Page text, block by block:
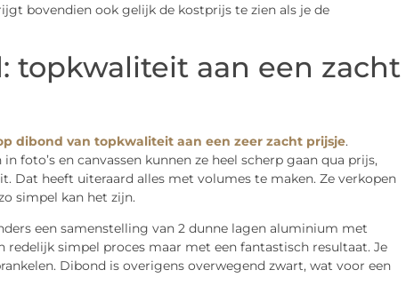
bovendien ook gelijk de kostprijs te zien als je de
topkwaliteit aan een zacht
dibond van topkwaliteit aan een zeer zacht prijsje.
foto’s en canvassen kunnen ze heel scherp gaan qua prijs,
Dat heeft uiteraard alles met volumes te maken. Ze verkopen
simpel kan het zijn.
een samenstelling van 2 dunne lagen aluminium met
redelijk simpel proces maar met een fantastisch resultaat. Je
Dibond is overigens overwegend zwart, wat voor een